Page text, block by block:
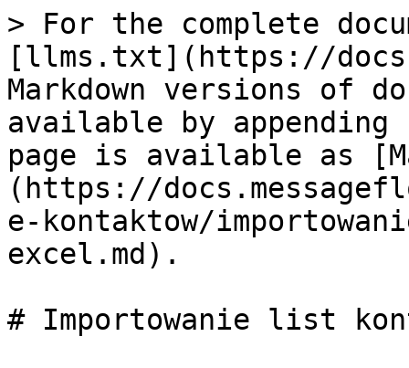
> For the complete
[llms.txt](https://
Markdown versions of
available by
page is available as
(https://
e-kontaktow/
excel.md).
# Importowanie list